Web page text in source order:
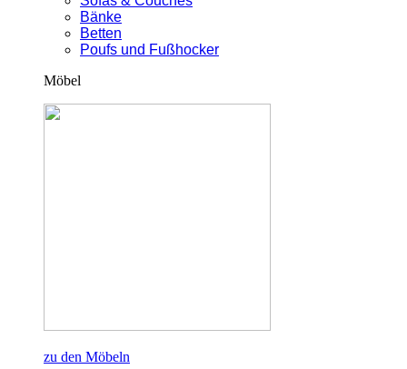
Bänke
Betten
Poufs und Fußhocker
Möbel
zu den Möbeln